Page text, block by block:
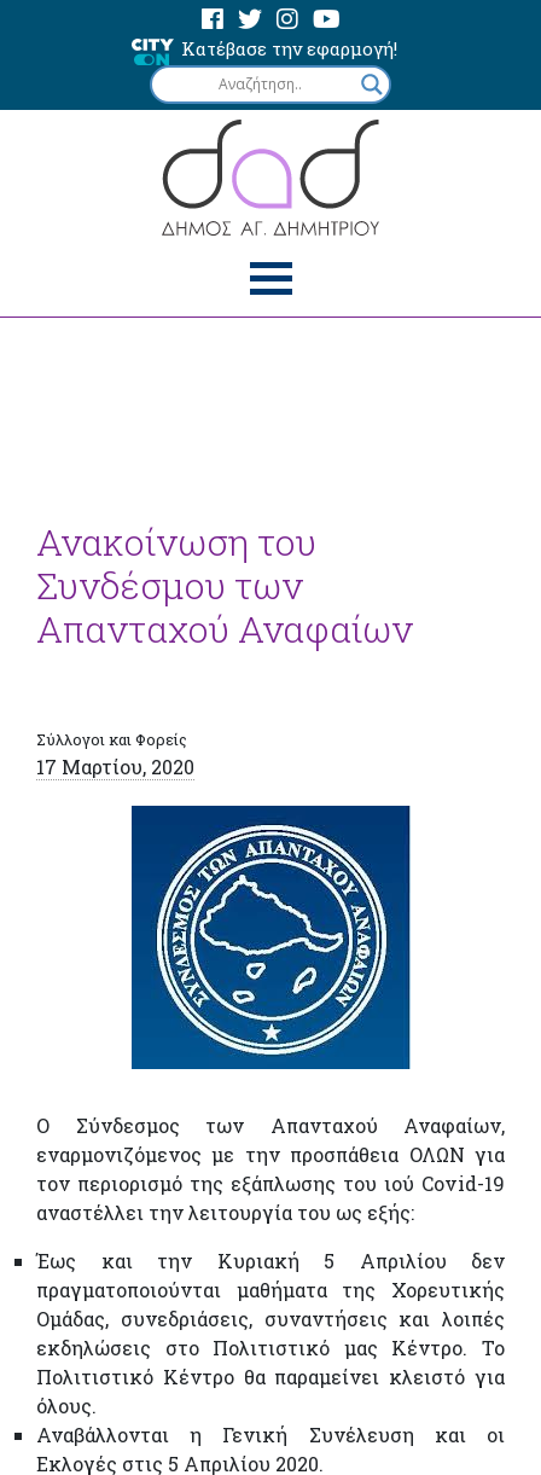
Κατέβασε την εφαρμογή!
Ανακοίνωση του
Συνδέσμου των
Απανταχού Αναφαίων
Σύλλογοι και Φορείς
17 Μαρτίου, 2020
Ο Σύνδεσμος των Απανταχού Αναφαίων,
εναρμονιζόμενος με την προσπάθεια ΟΛΩΝ για
τον περιορισμό της εξάπλωσης του ιού Covid-19
αναστέλλει την λειτουργία του ως εξής:
Έως και την Κυριακή 5 Απριλίου δεν
πραγματοποιούνται μαθήματα της Χορευτικής
Ομάδας, συνεδριάσεις, συναντήσεις και λοιπές
εκδηλώσεις στο Πολιτιστικό μας Κέντρο. Το
Πολιτιστικό Κέντρο θα παραμείνει κλειστό για
όλους.
Αναβάλλονται η Γενική Συνέλευση και οι
Εκλογές στις 5 Απριλίου 2020.